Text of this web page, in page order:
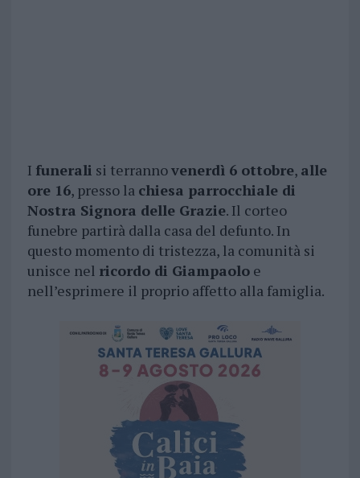
I funerali si terrannovenerdì 6 ottobre, alle
ore 16, presso la chiesa parrocchiale di
Nostra Signora delle Grazie. Il corteo
funebre partirà dalla casa del defunto. In
questo momento di tristezza, la comunità si
unisce nel ricordo di Giampaoloe
nell’esprimere il proprio affetto alla famiglia.